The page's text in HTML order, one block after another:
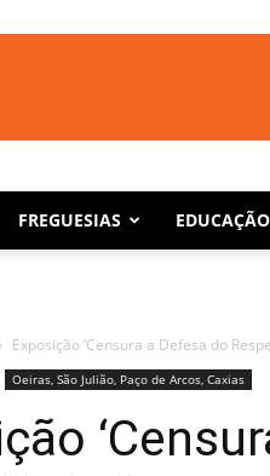
FREGUESIAS EDUCAÇÃO
Exposição ‘Censura a Defesa do
Oeiras, São Julião, Paço de Arcos, Caxias